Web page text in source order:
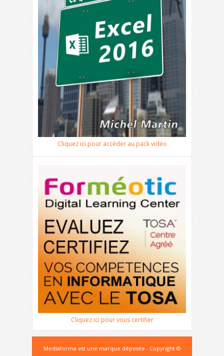
Cliquez ici pour accéder au pack vidéo
Cliquez ici pour vous certifier
Mediaforma est une marque déposée - Copyright ©